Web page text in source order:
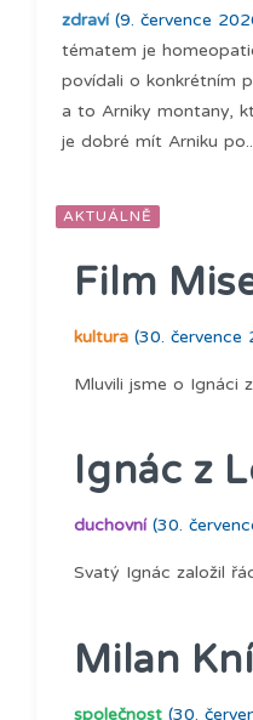
zdraví (9. července
tématem je
povídali o konkrétním
a to Arniky montany,
je dobré mít Arniku
AKTUÁLNĚ
Film
kultura (30. července
Mluvili jsme o Ignáci
Ignác z
duchovní (30.
Svatý Ignác založil
Milan
společnost (30.